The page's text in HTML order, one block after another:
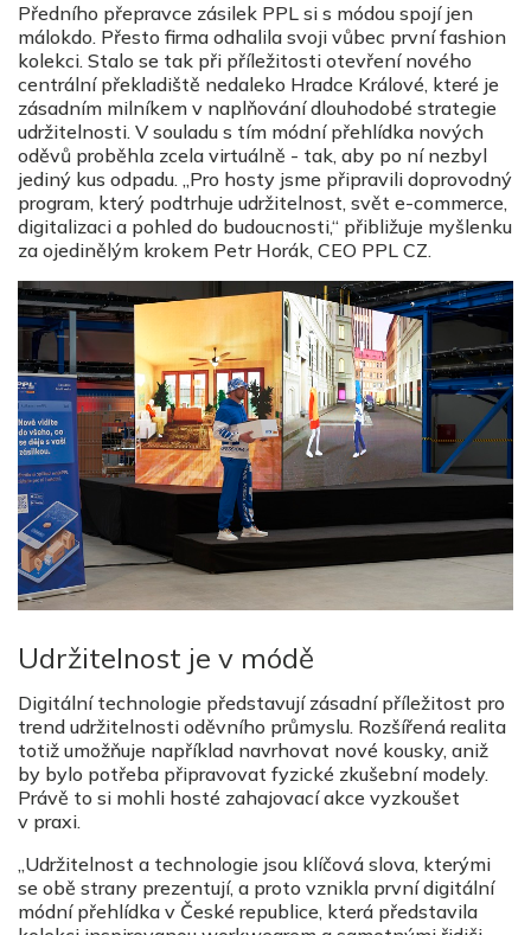
Předního přepravce zásilek PPL si s módou spojí jen
málokdo. Přesto firma odhalila svoji vůbec první fashion
kolekci. Stalo se tak při příležitosti otevření nového
centrální překladiště nedaleko Hradce Králové, které je
zásadním milníkem v naplňování dlouhodobé strategie
udržitelnosti. V souladu s tím módní přehlídka nových
oděvů proběhla zcela virtuálně - tak, aby po ní nezbyl
jediný kus odpadu. „Pro hosty jsme připravili doprovodný
program, který podtrhuje udržitelnost, svět e-commerce,
digitalizaci a pohled do budoucnosti,“ přibližuje myšlenku
za ojedinělým krokem Petr Horák, CEO PPL CZ.
Udržitelnost je v módě
Digitální technologie představují zásadní příležitost pro
trend udržitelnosti oděvního průmyslu. Rozšířená realita
totiž umožňuje například navrhovat nové kousky, aniž
by bylo potřeba připravovat fyzické zkušební modely.
Právě to si mohli hosté zahajovací akce vyzkoušet
v praxi.
„Udržitelnost a technologie jsou klíčová slova, kterými
se obě strany prezentují, a proto vznikla první digitální
módní přehlídka v České republice, která představila